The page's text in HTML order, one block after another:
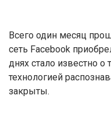
Всего один месяц
сеть Facebook
днях стало известно
технологией
закрыты.